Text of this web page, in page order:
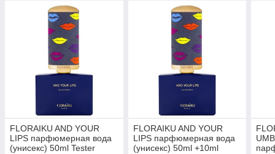
FLORAIKU AND YOUR
LIPS парфюмерная вода
(унисекс) 50ml Tester
FLORAIKU AND YOUR
LIPS парфюмерная вода
(унисекс) 50ml +10ml